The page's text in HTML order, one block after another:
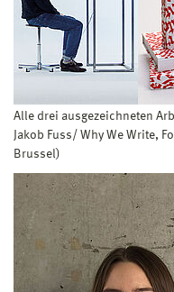
Alle drei ausgezeichneten
Jakob Fuss/ Why We Write,
Brussel)